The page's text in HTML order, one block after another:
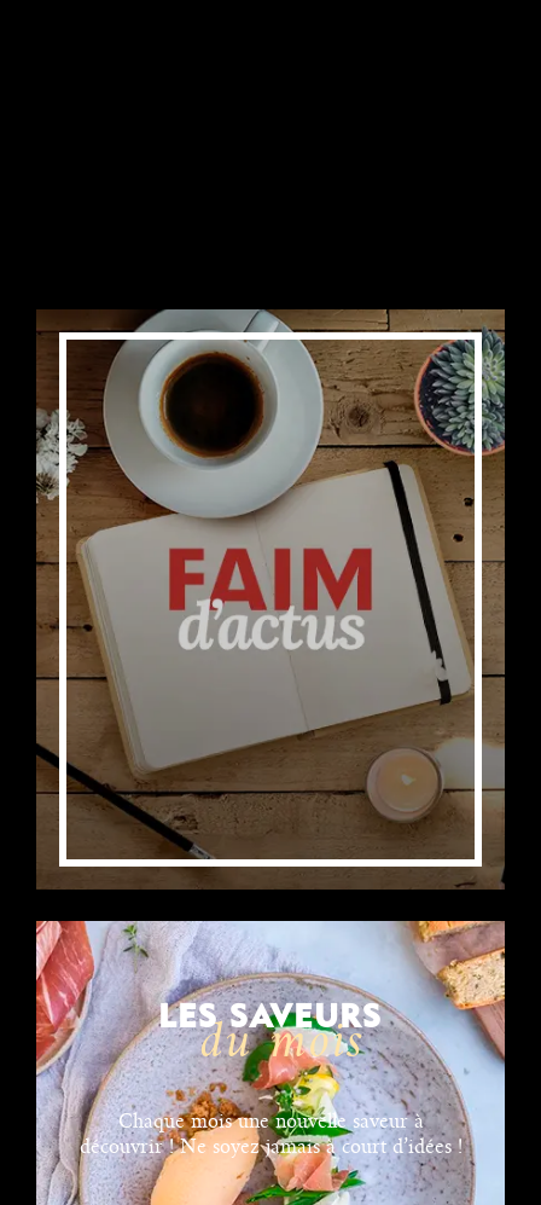
LES SAVEURS
du mois
Chaque mois une nouvelle saveur à
découvrir ! Ne soyez jamais à court d’idées !